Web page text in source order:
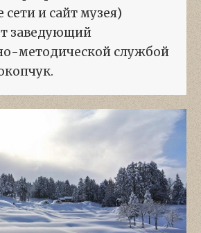
и сайт музея)
заведующий
методической службой